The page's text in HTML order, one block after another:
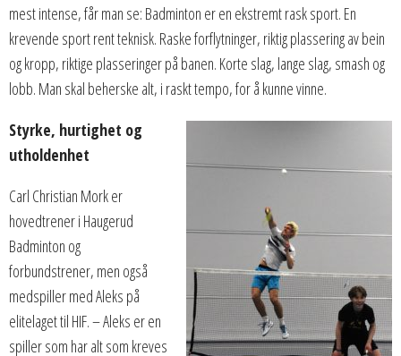
mest intense, får man se: Badminton er en ekstremt rask sport. En
krevende sport rent teknisk. Raske forflytninger, riktig plassering av bein
og kropp, riktige plasseringer på banen. Korte slag, lange slag, smash og
lobb. Man skal beherske alt, i raskt tempo, for å kunne vinne.
Styrke, hurtighet og
utholdenhet
Carl Christian Mork er
hovedtrener i Haugerud
Badminton og
forbundstrener, men også
medspiller med Aleks på
elitelaget til HIF. – Aleks er en
spiller som har alt som kreves